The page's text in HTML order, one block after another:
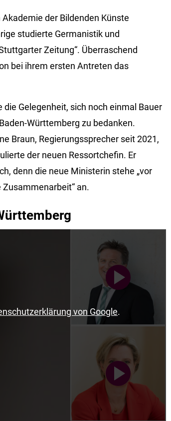
der Bildenden Künste
studierte Germanistik und
Zeitung“. Überraschend
bei ihrem ersten Antreten das
die Gelegenheit, sich noch einmal Bauer
Württemberg zu bedanken.
Braun, Regierungssprecher seit 2021,
der neuen Ressortchefin. Er
denn die neue Ministerin stehe „vor
an.
von Google.